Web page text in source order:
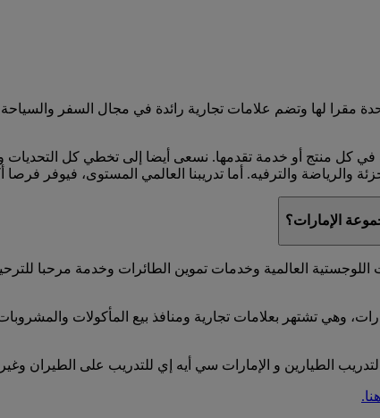
مقرا لها وتضم علامات تجارية رائدة في مجال السفر
في كل منتج أو خدمة تقدمها. نسعى أيضا إلى تخطي كل التحديات
والرياضة والترفيه. أما تدريبنا العالمي المستوى، فيوفر
الإمارات؟
العالمية وخدمات تموين الطائرات وخدمة مرحبا
الطيارين و الإمارات سي أيه إي للتدريب على الطيران